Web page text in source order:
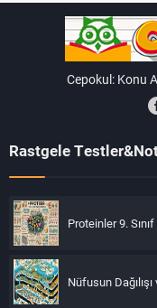
Cepokul: Konu
Rastgele
Proteinler 9.
Nüfusun